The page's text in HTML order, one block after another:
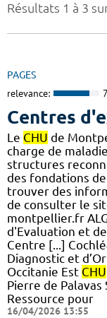
Résultats 1 à 3
PAGES
relevance:
Centres
Le CHU de
charge de
structures
des fondations
trouver des
de consulter le
montpellier.fr
d'Evaluation et
Centre [...]
Diagnostic et
Occitanie Est CHU
Pierre de Palavas
Ressource pour
16/04/2026 13:55